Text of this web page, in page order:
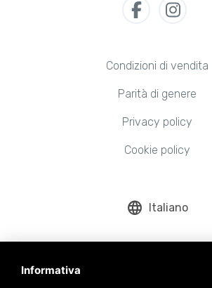
Condizioni di vendita
Parità di genere
Privacy policy
Cookie policy
language Italiano
Informativa